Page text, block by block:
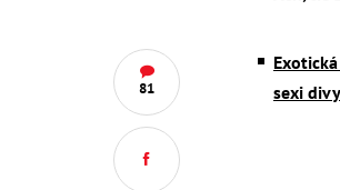
81
sexi divy